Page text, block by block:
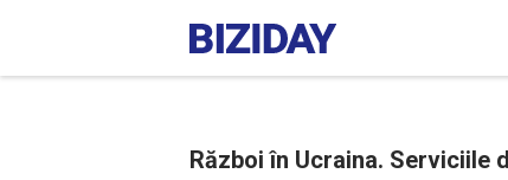
Război în Ucraina. Serviciile